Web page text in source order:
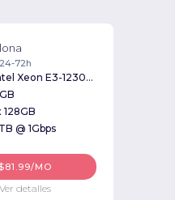
72h
Intel Xeon E3-1230v2 3.30GHz
128GB
@ 1Gbps
$81.99/MO
Ver detalles